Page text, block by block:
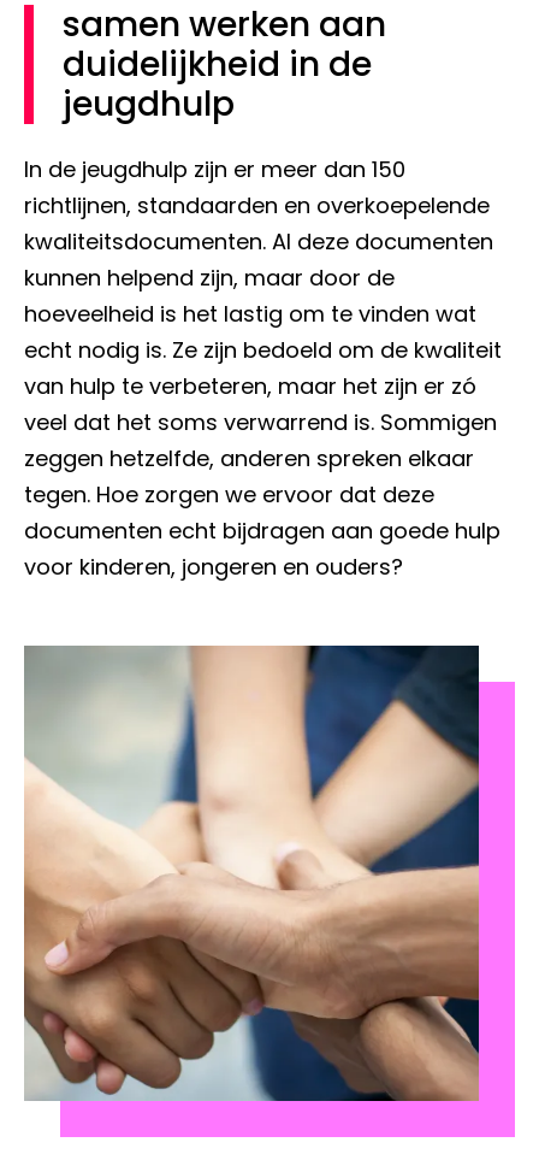
samen werken aan
duidelijkheid in de
jeugdhulp
In de jeugdhulp zijn er meer dan 150
richtlijnen, standaarden en overkoepelende
kwaliteitsdocumenten. Al deze documenten
kunnen helpend zijn, maar door de
hoeveelheid is het lastig om te vinden wat
echt nodig is. Ze zijn bedoeld om de kwaliteit
van hulp te verbeteren, maar het zijn er zó
veel dat het soms verwarrend is. Sommigen
zeggen hetzelfde, anderen spreken elkaar
tegen. Hoe zorgen we ervoor dat deze
documenten echt bijdragen aan goede hulp
voor kinderen, jongeren en ouders?